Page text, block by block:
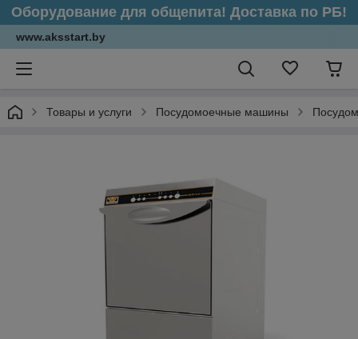
Оборудование для общепита! Доставка по РБ!
www.aksstart.by
Товары и услуги Посудомоечные машины